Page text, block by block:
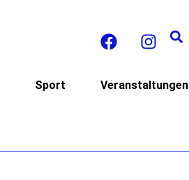
Sport Veranstaltungen